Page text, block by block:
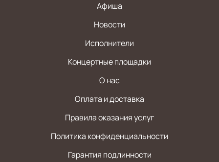
Афиша
Новости
Исполнители
Концертные площадки
О нас
Оплата и доставка
Правила оказания услуг
Политика конфиденциальности
Гарантия подлинности